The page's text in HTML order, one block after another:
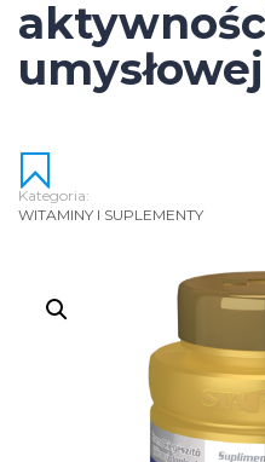
umysłowej
Kategoria:
WITAMINY I SUPLEMENTY